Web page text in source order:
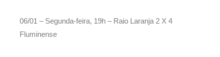
06/01 – Segunda-feira, 19h – Raio Laranja 2 X 4
Fluminense